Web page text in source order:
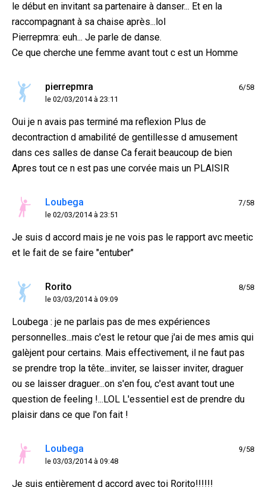
le début en invitant sa partenaire à danser... Et en la
raccompagnant à sa chaise après...lol
Pierrepmra: euh... Je parle de danse.
Ce que cherche une femme avant tout c est un Homme
pierrepmra
le 02/03/2014 à 23:11
6/58
Oui je n avais pas terminé ma reflexion Plus de
decontraction d amabilité de gentillesse d amusement
dans ces salles de danse Ca ferait beaucoup de bien
Apres tout ce n est pas une corvée mais un PLAISIR
Loubega
le 02/03/2014 à 23:51
7/58
Je suis d accord mais je ne vois pas le rapport avc meetic
et le fait de se faire "entuber"
Rorito
le 03/03/2014 à 09:09
8/58
Loubega : je ne parlais pas de mes expériences
personnelles...mais c'est le retour que j'ai de mes amis qui
galèjent pour certains. Mais effectivement, il ne faut pas
se prendre trop la tête...inviter, se laisser inviter, draguer
ou se laisser draguer...on s'en fou, c'est avant tout une
question de feeling !...LOL L'essentiel est de prendre du
plaisir dans ce que l'on fait !
Loubega
le 03/03/2014 à 09:48
9/58
Je suis entièrement d accord avec toi Rorito!!!!!!